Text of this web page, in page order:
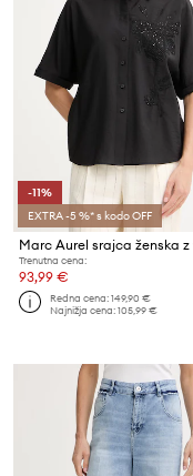
-11%
EXTRA -5 %* s kodo OFF
Trenutna cena:
93,99 €
Redna cena:149,90 €
Najnižja cena:105,99 €